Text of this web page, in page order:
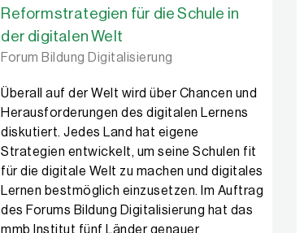
Reformstrategien für die Schule in
der digitalen Welt
Forum Bildung Digitalisierung
Überall auf der Welt wird über Chancen und
Herausforderungen des digitalen Lernens
diskutiert. Jedes Land hat eigene
Strategien entwickelt, um seine Schulen fit
für die digitale Welt zu machen und digitales
Lernen bestmöglich einzusetzen. Im Auftrag
des Forums Bildung Digitalisierung hat das
mmb Institut fünf Länder genauer